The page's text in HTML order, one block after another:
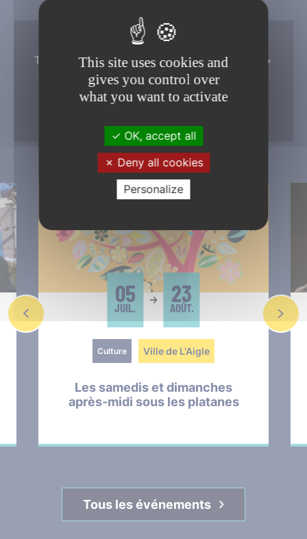
Toutes les thémathiques
05
JUIL.
23
AOÛT.
Culture Ville de L'Aigle
Les samedis et dimanches
après-midi sous les platanes
Tous les événements
This site uses cookies and
gives you control over
what you want to activate
OK, accept all
Deny all cookies
Personalize